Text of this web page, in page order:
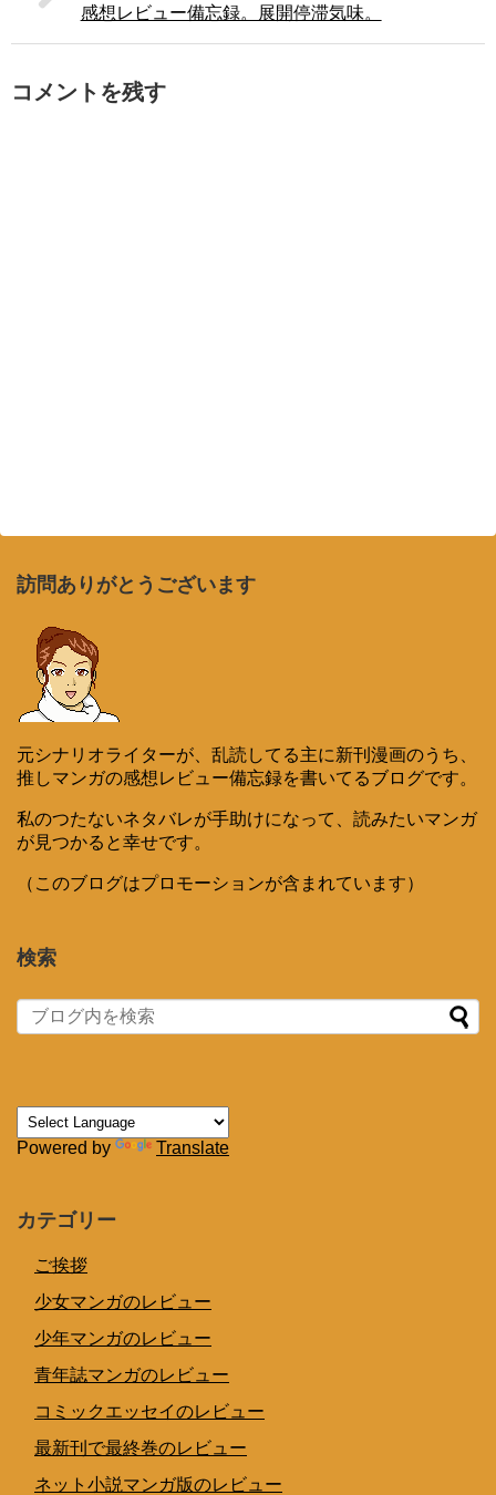
感想レビュー備忘録。展開停滞気味。
コメントを残す
訪問ありがとうございます
元シナリオライターが、乱読してる主に新刊漫画のうち、
推しマンガの感想レビュー備忘録を書いてるブログです。
私のつたないネタバレが手助けになって、読みたいマンガ
が見つかると幸せです。
（このブログはプロモーションが含まれています）
検索
Powered by Translate
カテゴリー
ご挨拶
少女マンガのレビュー
少年マンガのレビュー
青年誌マンガのレビュー
コミックエッセイのレビュー
最新刊で最終巻のレビュー
ネット小説マンガ版のレビュー